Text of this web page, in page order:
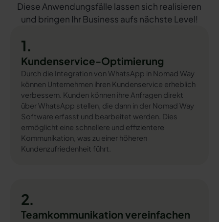
Diese Anwendungsfälle lassen sich realisieren
und bringen Ihr Business aufs nächste Level!
1.
Kundenservice-Optimierung
Durch die Integration von WhatsApp in Nomad Way
können Unternehmen ihren Kundenservice erheblich
verbessern. Kunden können ihre Anfragen direkt
über WhatsApp stellen, die dann in der Nomad Way
Software erfasst und bearbeitet werden. Dies
ermöglicht eine schnellere und effizientere
Kommunikation, was zu einer höheren
Kundenzufriedenheit führt.
2.
Teamkommunikation vereinfachen